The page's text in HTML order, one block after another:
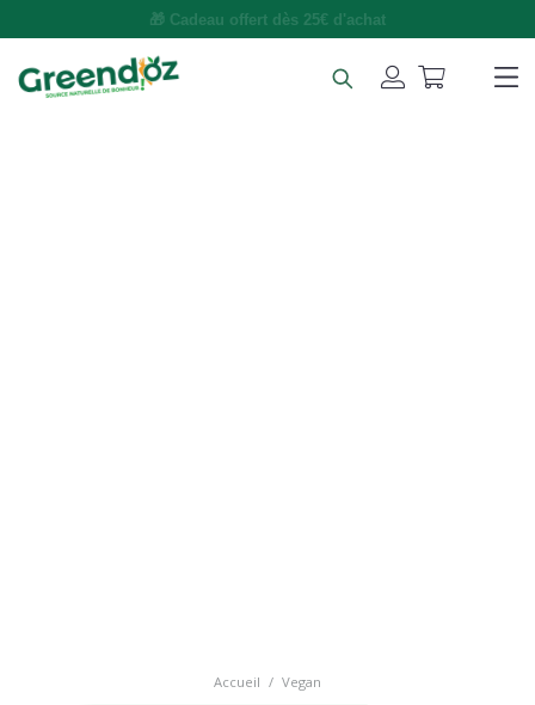
🚚 Livraison gratuite dès 49€ d'achat
Accueil / Vegan